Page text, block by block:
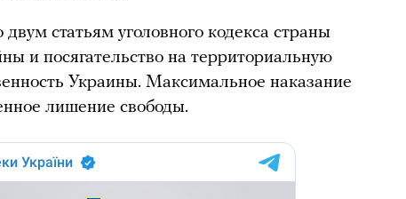
статьям уголовного кодекса страны
и посягательство на территориальную
Украины. Максимальное наказание
лишение свободы.